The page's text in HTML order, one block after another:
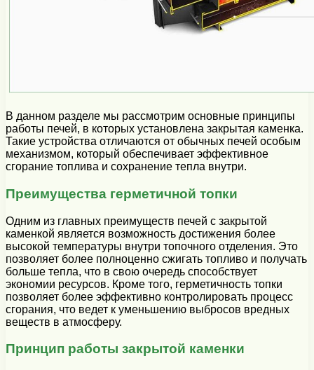
В данном разделе мы рассмотрим основные принципы
работы печей, в которых установлена закрытая каменка.
Такие устройства отличаются от обычных печей особым
механизмом, который обеспечивает эффективное
сгорание топлива и сохранение тепла внутри.
Преимущества герметичной топки
Одним из главных преимуществ печей с закрытой
каменкой является возможность достижения более
высокой температуры внутри топочного отделения. Это
позволяет более полноценно сжигать топливо и получать
больше тепла, что в свою очередь способствует
экономии ресурсов. Кроме того, герметичность топки
позволяет более эффективно контролировать процесс
сгорания, что ведет к уменьшению выбросов вредных
веществ в атмосферу.
Принцип работы закрытой каменки